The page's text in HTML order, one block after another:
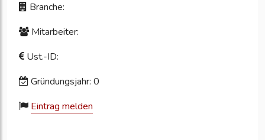
Branche:
Mitarbeiter:
Ust.-ID:
Gründungsjahr: 0
Eintrag melden